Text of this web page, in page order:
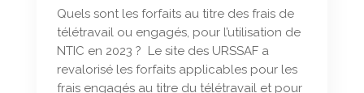
Quels sont les forfaits au titre des frais de
télétravail ou engagés, pour l’utilisation de
NTIC en 2023 ? Le site des URSSAF a
revalorisé les forfaits applicables pour les
frais engagés au titre du télétravail et pour